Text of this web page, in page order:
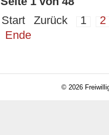
Start
Zurück 1
2
Ende
© 2026